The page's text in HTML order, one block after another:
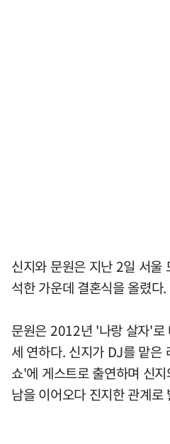
신지와 문원은 지난 2일 서울
석한 가운데 결혼식을 올렸다.
문원은 2012년 '나랑 살자'로
세 연하다. 신지가 DJ를 맡은
쇼'에 게스트로 출연하며 신
남을 이어오다 진지한 관계